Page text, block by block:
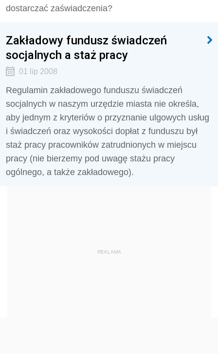
dostarczać zaświadczenia?
Zakładowy fundusz świadczeń
socjalnych a staż pracy
01 lip 2008
Regulamin zakładowego funduszu świadczeń
socjalnych w naszym urzędzie miasta nie określa,
aby jednym z kryteriów o przyznanie ulgowych usług
i świadczeń oraz wysokości dopłat z funduszu był
staż pracy pracowników zatrudnionych w miejscu
pracy (nie bierzemy pod uwagę stażu pracy
ogólnego, a także zakładowego).
REKLAMA